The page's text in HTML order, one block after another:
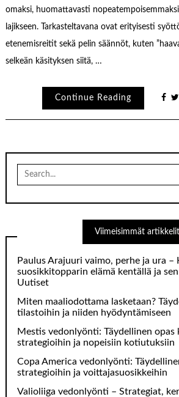
omaksi, huomattavasti
lajikseen. Tarkasteltavana ovat erityisesti
etenemisreitit sekä pelin säännöt, kuten
selkeän käsityksen siitä, …
Continue Reading
Search
for:
Viimeisimmät artikkelit
Paulus Arajuuri vaimo, perhe ja ura –
suosikkitopparin elämä kentällä ja
Uutiset
Miten maaliodottama lasketaan?
tilastoihin ja niiden hyödyntämiseen
Mestis vedonlyönti: Täydellinen opas
strategioihin ja nopeisiin kotiutuksiin
Copa America vedonlyönti:
strategioihin ja voittajasuosikkeihin
Valioliiga vedonlyönti – Strategiat,